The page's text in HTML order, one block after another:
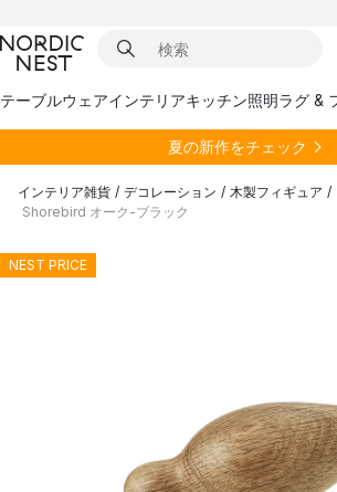
テーブルウェアインテリアキッチン照明ラグ &
夏の新作をチェック
インテリア雑貨 / デコレーション / 木製フィギュア /
Shorebird オーク-ブラック
NEST PRICE